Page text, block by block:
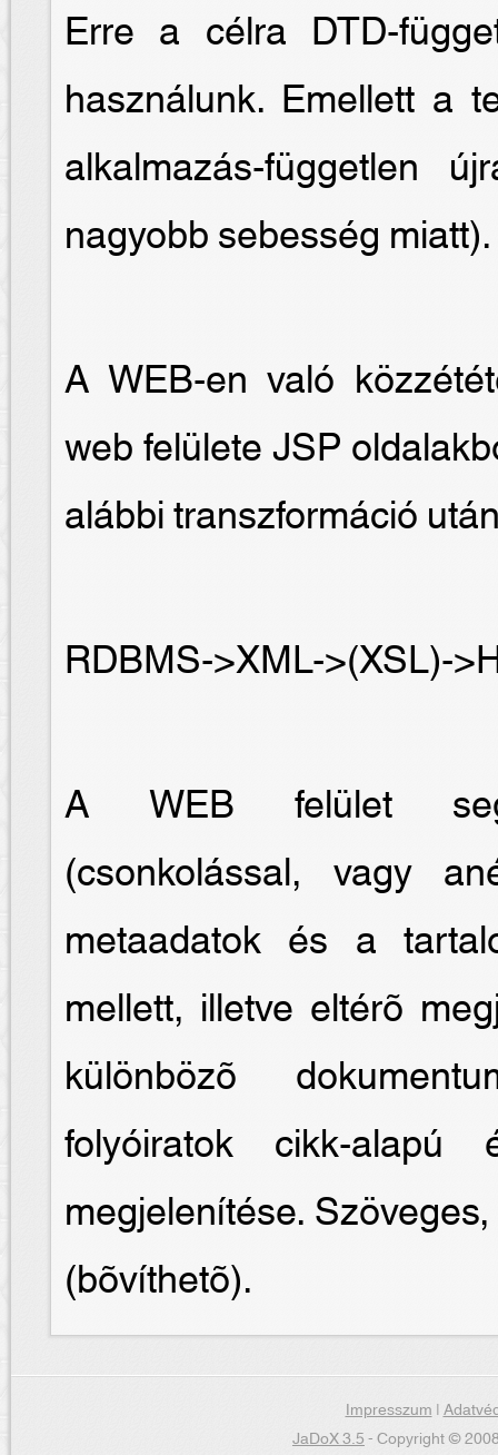
Erre a célra DTD-
használunk. Emellett a
alkalmazás-független
nagyobb sebesség miatt).
A WEB-en való
web felülete JSP
alábbi transzformáció
RDBMS->XML->(XSL)-
A WEB felület
(csonkolással, vagy
metaadatok és a
mellett, illetve eltérõ
különbözõ
folyóiratok cikk-alapú
megjelenítése.
(bõvíthetõ).
Impresszum|
JaDoX 3.5- Copyright ©